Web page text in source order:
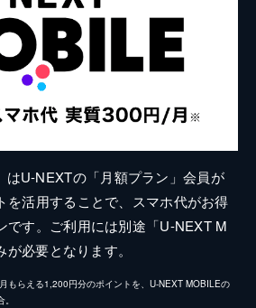
はU-NEXTの「月額プラン」会員が
を活用することで、スマホ代がお得
です。ご利用には別途「U-NEXT M
必要となります。
もらえる1,200円分のポイントを、U-NEXT MOBILEの